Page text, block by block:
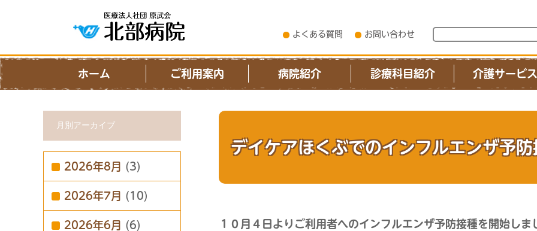
よくある質問 お問い合わせ
ホーム ご利用案内 病院紹介 診療科目紹介 介護サービス
デイケアほくぶでのインフルエンザ予
１０月４日よりご利用者へのインフルエンザ予防接種を開始し
月別アーカイブ
2026年8月 (3)
2026年7月 (10)
2026年6月 (6)